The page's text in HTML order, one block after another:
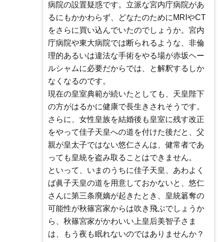
病院の設置疑惑です。立派な宮内庁病院があ
るにもかかわらず、どなたのためにMRIやCT
をさらに買い込んでいたのでしょうか。宮内
庁病院や東大病院では断られるような、非倫
理的あるいは違法な手術をやる場が赤坂ヘー
ルシャムに必要だからでは、と解釈するしか
なくなるのです。
現在の皇室典範が続いたとしても、天皇陛下
の方がはるかに健康で長生きされそうです。
さらに、女性皇族を結婚後も皇室に残す改正
をやって佳子天皇への道を付けた後だと、父
親が皇太子ではない悠仁さんは、健常者であ
っても皇統を盗み取ることはできません。
といって、いまのうちに佳子天皇、あわよく
ば眞子天皇の道を用意しておかないと、悠仁
さんに第三条廃嫡が起きたとき、皇統簒奪の
可能性が秋篠宮家からは吹き飛ぶでしょうか
ら、秋篠宮家がかわいい上皇后美智子さま
は、もう夜も眠れないのではありませんか？